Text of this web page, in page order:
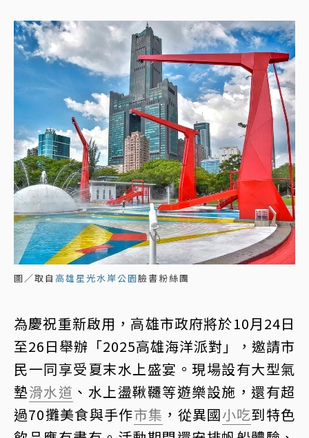
圖／取自 高雄星光水岸公園臉書粉絲團
為慶祝重新啟用，高雄市政府將於10月24日
至26日舉辦「2025高雄海洋派對」，邀請市
民一同享受夏末水上盛宴。現場設有大型氣
墊滑水道 、水上盪鞦韆等遊樂設施，還有超
過70攤美食與手作市集 ，從異國小吃到特色